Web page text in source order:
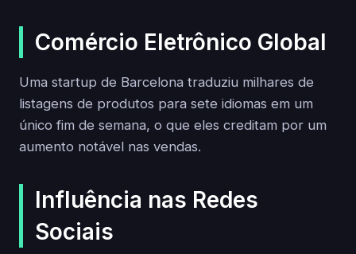
Comércio Eletrônico Global
Uma startup de Barcelona traduziu milhares de
listagens de produtos para sete idiomas em um
único fim de semana, o que eles creditam por um
aumento notável nas vendas.
Influência nas Redes
Sociais